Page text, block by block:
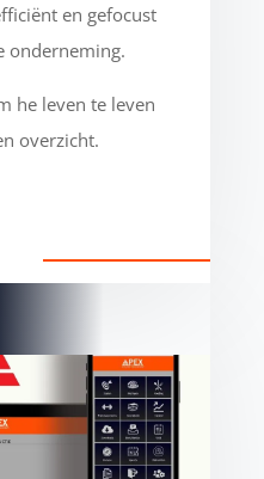
en gefocust
onderneming.
he leven te leven
overzicht.